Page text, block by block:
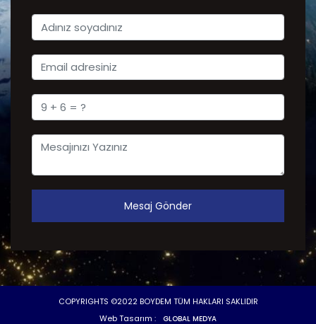
Mesaj Gönder
COPYRIGHTS ©2022 BOYDEM TÜM HAKLARI SAKLIDIR
Web Tasarım :
GLOBAL MEDYA